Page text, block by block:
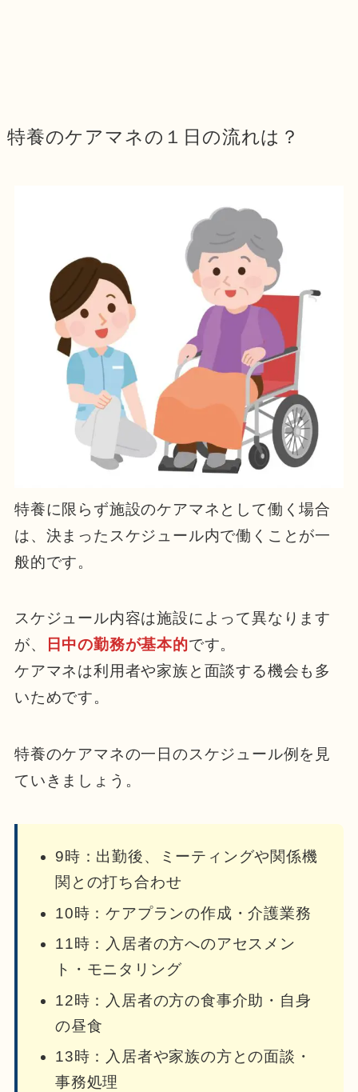
特養のケアマネの１日の流れは？
特養に限らず施設のケアマネとして働く場合
は、決まったスケジュール内で働くことが一
般的です。
スケジュール内容は施設によって異なります
が、
日中の勤務が基本的です。
ケアマネは利用者や家族と面談する機会も多
いためです。
特養のケアマネの一日のスケジュール例を見
ていきましょう。
9時：出勤後、ミーティングや関係機
関との打ち合わせ
10時：ケアプランの作成・介護業務
11時：入居者の方へのアセスメン
ト・モニタリング
12時：入居者の方の食事介助・自身
の昼食
13時：入居者や家族の方との面談・
事務処理